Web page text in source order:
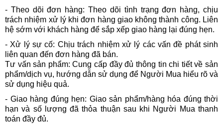
- Theo dõi đơn hàng: Theo dõi tình trạng đơn hàng, chịu
trách nhiệm xử lý khi đơn hàng giao không thành công. Liên
hệ sớm với khách hàng để sắp xếp giao hàng lại đúng hẹn.
- Xử lý sự cố: Chịu trách nhiệm xử lý các vấn đề phát sinh
liên quan đến đơn hàng đã bán.
Tư vấn sản phẩm: Cung cấp đầy đủ thông tin chi tiết về sản
phẩm/dịch vụ, hướng dẫn sử dụng để Người Mua hiểu rõ và
sử dụng hiệu quả.
- Giao hàng đúng hẹn: Giao sản phẩm/hàng hóa đúng thời
hạn và số lượng đã thỏa thuận sau khi Người Mua thanh
toán đầy đủ.